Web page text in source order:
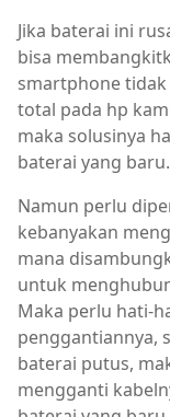
Jika baterai ini
bisa
smartphone tidak
total pada hp
maka solusinya
baterai yang baru.
Namun perlu
kebanyakan
mana
untuk
Maka perlu hati-
penggantiannya,
baterai putus,
mengganti